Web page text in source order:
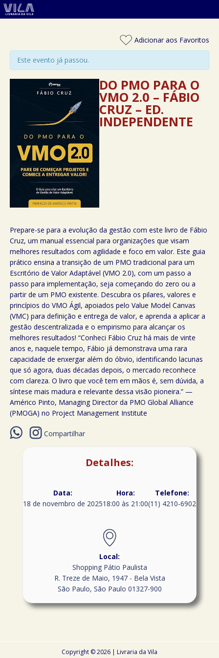
Adicionar aos Favoritos
Este evento já passou.
DO PMO PARA O
VMO 2.0 – FÁBIO
CRUZ – ED.
INDEPENDENTE
Prepare-se para a evolução da gestão com este livro de Fábio
Cruz, um manual essencial para organizações que visam
melhores resultados com agilidade e foco em valor. Este guia
prático ensina a transição de um PMO tradicional para um
Escritório de Valor Adaptável (VMO 2.0), com um passo a
passo para implementação, seja começando do zero ou a
partir de um PMO existente. Descubra os pilares, valores e
princípios do VMO Ágil, apoiados pelo Value Model Canvas
(VMC) para definição e entrega de valor, e aprenda a aplicar a
gestão descentralizada e o empirismo para alcançar os
melhores resultados! “Conheci Fábio Cruz há mais de vinte
anos e, naquele tempo, Fábio já demonstrava uma rara
capacidade de enxergar além do óbvio, identificando lacunas
que só agora, duas décadas depois, o mercado reconhece
com clareza. O livro que você tem em mãos é, sem dúvida, a
síntese mais madura e relevante dessa visão pioneira.” —
Américo Pinto, Managing Director da PMO Global Alliance
(PMOGA) no Project Management Institute
Compartilhar
Detalhes:
Data:
18 de novembro de 2025
Hora:
18:00 às 21:00
Telefone:
(11) 4210-6902
Local:
Shopping Pátio Paulista
R. Treze de Maio, 1947 - Bela Vista
São Paulo, São Paulo 01327-900
Copyright © 2026 | Livraria da Vila